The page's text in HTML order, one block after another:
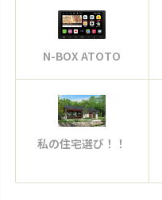
N-BOX ATOTO
私の住宅選び！！